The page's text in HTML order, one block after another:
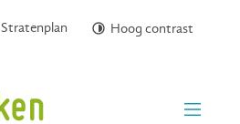
Stratenplan Hoog contrast
menu